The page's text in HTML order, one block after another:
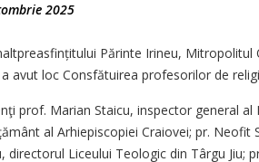
2025
Părinte Irineu, Mitropolitul
a avut loc Consfătuirea profesorilor de
prof. Marian Staicu, inspector general al
al Arhiepiscopiei Craiovei; pr. Neofit
directorul Liceului Teologic din Târgu Jiu;